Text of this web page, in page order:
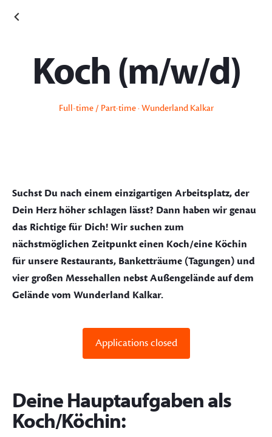
Koch (m/w/d)
Full-time / Part-time · Wunderland Kalkar
Suchst Du nach einem einzigartigen Arbeitsplatz, der
Dein Herz höher schlagen lässt? Dann haben wir genau
das Richtige für Dich! Wir suchen zum
nächstmöglichen Zeitpunkt einen Koch/eine Köchin
für unsere Restaurants, Banketträume (Tagungen) und
vier großen Messehallen nebst Außengelände auf dem
Gelände vom Wunderland Kalkar.
Applications closed
Deine Hauptaufgaben als
Koch/Köchin: